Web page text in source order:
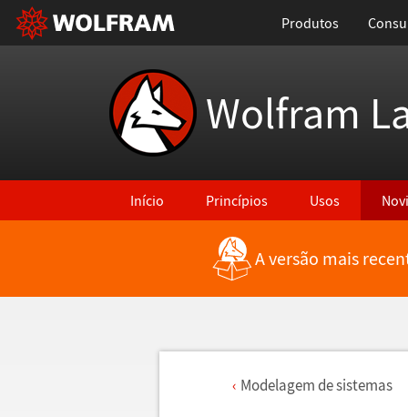
Produtos
Wolfram
Início Princípios Usos
A versão mais
Modelagem de sistemas